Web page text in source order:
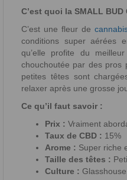
C’est quoi la SMALL BUD
C’est une fleur de
conditions super aérées
qu’elle profite du
chouchoutée par des pros
petites têtes sont
relaxer après une grosse
Ce qu’il faut savoir :
Prix : Vraiment
Taux de CBD : 15%
Arome : Super riche
Taille des têtes :
Culture :